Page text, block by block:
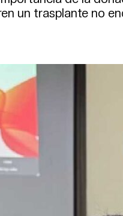
un trasplante no